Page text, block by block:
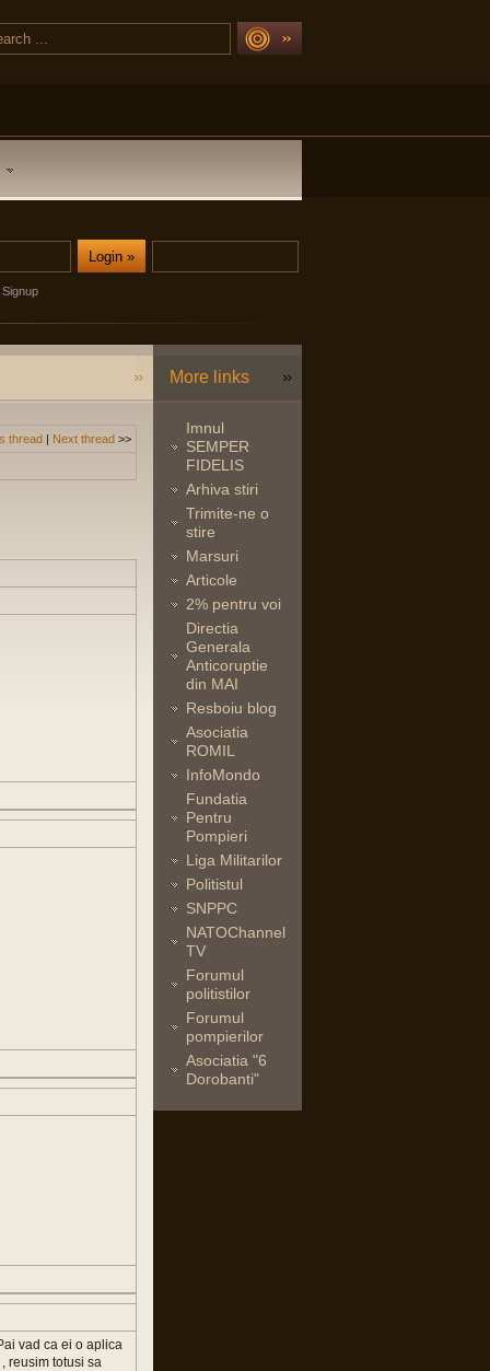
Signup
thread | Next thread >>
vad ca ei o aplica
reusim totusi sa
More links
Imnul
SEMPER
FIDELIS
Arhiva stiri
Trimite-ne o
stire
Marsuri
Articole
2% pentru voi
Directia
Generala
Anticoruptie
din MAI
Resboiu blog
Asociatia
ROMIL
InfoMondo
Fundatia
Pentru
Pompieri
Liga Militarilor
Politistul
SNPPC
NATOChannel
TV
Forumul
politistilor
Forumul
pompierilor
Asociatia "6
Dorobanti"